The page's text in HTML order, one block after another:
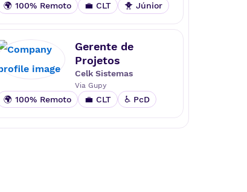
🌍 100% Remoto 💼 CLT 🐥 Júnior
Gerente de
Projetos
Celk Sistemas
Via Gupy
🌍 100% Remoto 💼 CLT ♿ PcD